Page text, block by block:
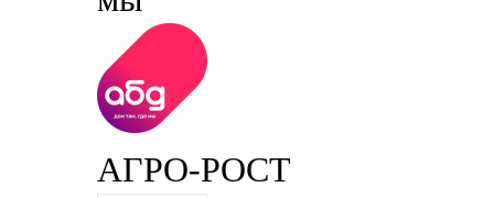
АГРО-РОСТ